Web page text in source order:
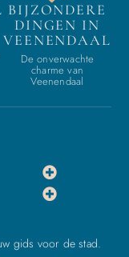
BIJZONDERE
DINGEN IN
VEENENDAAL
De onverwachte
charme van
Veenendaal
gids voor de stad.